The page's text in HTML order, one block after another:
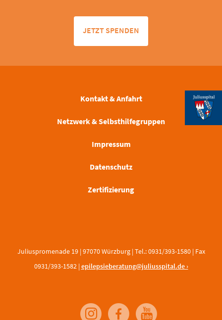
JETZT SPENDEN
Kontakt & Anfahrt
Netzwerk & Selbsthilfegruppen
Impressum
Datenschutz
Zertifizierung
Juliuspromenade 19 | 97070 Würzburg | Tel.: 0931/393-1580 | Fax
0931/393-1582 | epilepsieberatung@juliusspital.de ›